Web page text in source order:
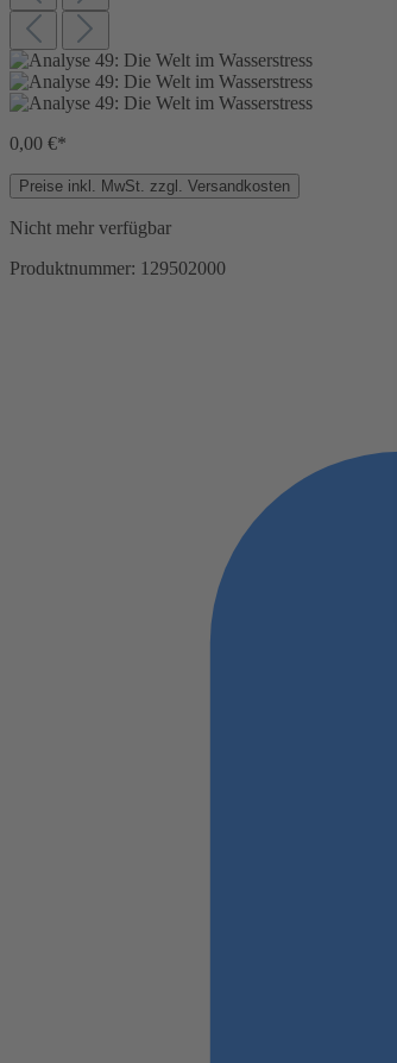
0,00 €*
Preise inkl. MwSt. zzgl. Versandkosten
Nicht mehr verfügbar
Produktnummer: 129502000